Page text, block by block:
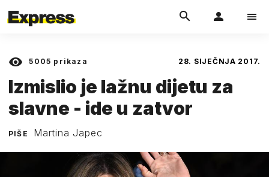
5005 prikaza 28. SIJEČNJA 2017.
Izmislio je lažnu dijetu za
slavne - ide u zatvor
PIŠE Martina Japec